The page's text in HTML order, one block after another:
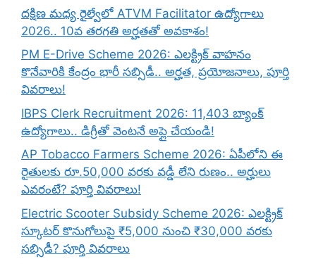
దక్షిణ మధ్య రైల్వేలో ATVM Facilitator ఉద్యోగాలు
2026.. 10వ తరగతి అర్హతతో అవకాశం!
PM E-Drive Scheme 2026: ఎలక్ట్రిక్ వాహనం
కొనేవారికి కేంద్రం భారీ సబ్సిడీ.. అర్హత, ప్రయోజనాలు, పూర్తి
వివరాలు!
IBPS Clerk Recruitment 2026: 11,403 బ్యాంక్
ఉద్యోగాలు.. డిగ్రీతో వెంటనే అప్లై చేయండి!
AP Tobacco Farmers Scheme 2026: ఏపీలోని ఈ
రైతులకు రూ.50,000 వరకు వడ్డీ లేని రుణం.. అర్హులు
ఎవరంటే? పూర్తి వివరాలు!
Electric Scooter Subsidy Scheme 2026: ఎలక్ట్రిక్
స్కూటర్ కొనుగోలుపై ₹5,000 నుంచి ₹30,000 వరకు
సబ్సిడీ? పూర్తి వివరాలు